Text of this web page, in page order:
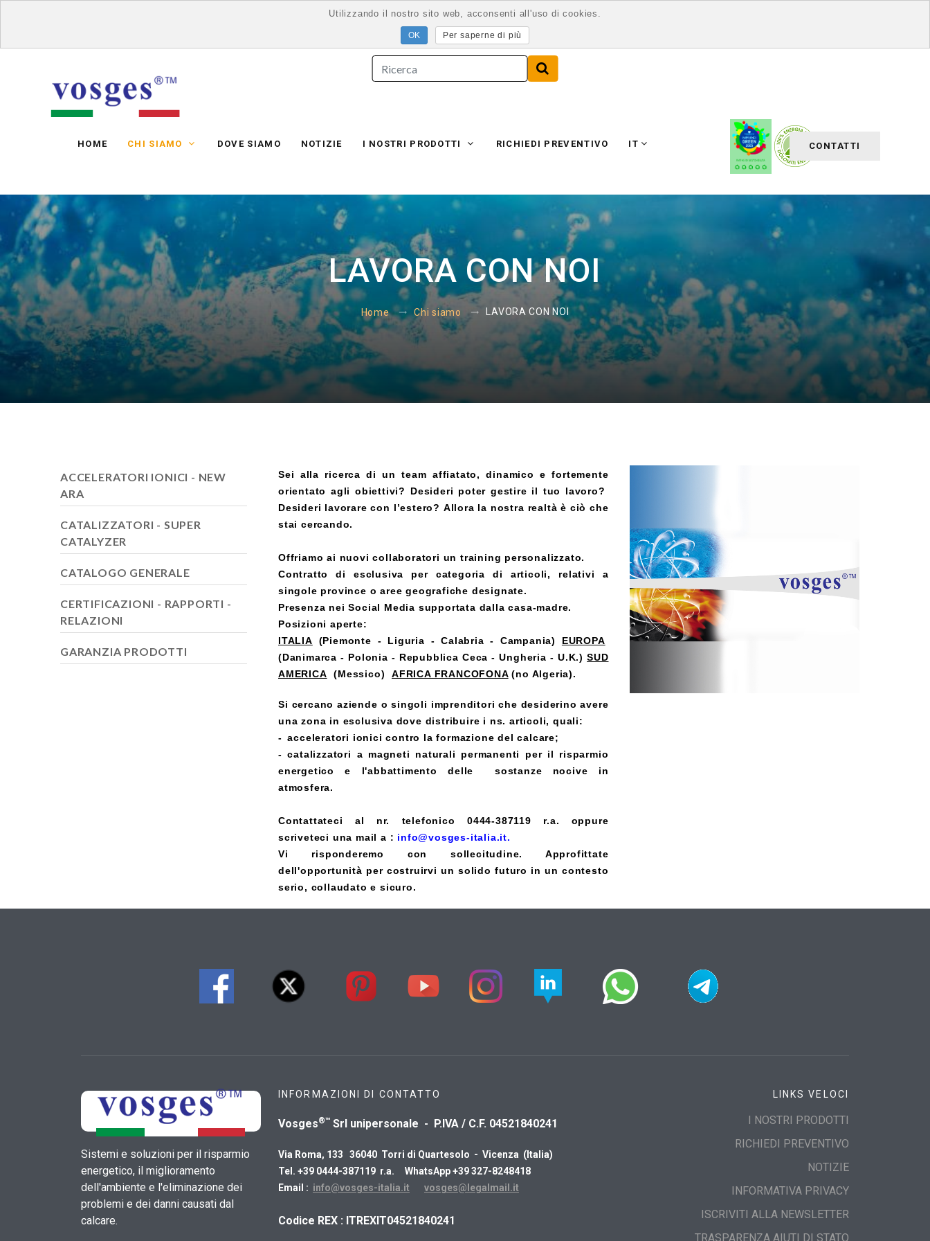
CONTATTI
HOME CHI SIAMO DOVE SIAMO NOTIZIE I NOSTRI PRODOTTI RICHIEDI PREVENTIVO IT
LAVORA CON NOI
Home Chi siamo LAVORA CON NOI
Sei alla ricerca di un team affiatato, dinamico e fortemente
orientato agli obiettivi? Desideri poter gestire il tuo lavoro?
Desideri lavorare con l’estero? Allora la nostra realtà è ciò che
stai cercando.
Offriamo ai nuovi collaboratori un training personalizzato.
Contratto di esclusiva per categoria di articoli, relativi a
singole province o aree geografiche designate.
Presenza nei Social Media supportata dalla casa-madre.
Posizioni aperte:
ITALIA (Piemonte - Liguria - Calabria - Campania) EUROPA
(Danimarca - Polonia - Repubblica Ceca - Ungheria - U.K.)SUD
AMERICA (Messico)AFRICA FRANCOFONA(no Algeria).
Si cercano aziende o singoli imprenditori che desiderino avere
una zona in esclusiva dove distribuire i ns. articoli, quali:
- acceleratori ionici contro la formazione del calcare;
- catalizzatori a magneti naturali permanenti per il risparmio
energetico e l'abbattimento delle sostanze nocive in
atmosfera.
Contattateci al nr. telefonico 0444-387119 r.a. oppure
scriveteci una mail a : info@vosges-italia.it.
Vi risponderemo con sollecitudine. Approfittate
dell'opportunità per costruirvi un solido futuro in un contesto
serio, collaudato e sicuro.
ACCELERATORI IONICI - NEW
ARA
CATALIZZATORI - SUPER
CATALYZER
CATALOGO GENERALE
CERTIFICAZIONI - RAPPORTI -
RELAZIONI
GARANZIA PRODOTTI
Sistemi e soluzioni per il risparmio
energetico, il miglioramento
dell'ambiente e l'eliminazione dei
problemi e dei danni causati dal
calcare.
INFORMAZIONI DI CONTATTO
Vosges®™ Srl unipersonale - P.IVA / C.F. 04521840241
Via Roma, 133 36040 Torri di Quartesolo - Vicenza (Italia)
Tel. +39 0444-387119 r.a. WhatsApp +39 327-8248418
Email : info@vosges-italia.it vosges@legalmail.it
​Codice REX : ITREXIT04521840241
LINKS VELOCI
I NOSTRI PRODOTTI
RICHIEDI PREVENTIVO
NOTIZIE
INFORMATIVA PRIVACY
ISCRIVITI ALLA NEWSLETTER
TRASPARENZA AIUTI DI STATO
Utilizzando il nostro sito web, acconsenti all'uso di cookies.
Per saperne di più